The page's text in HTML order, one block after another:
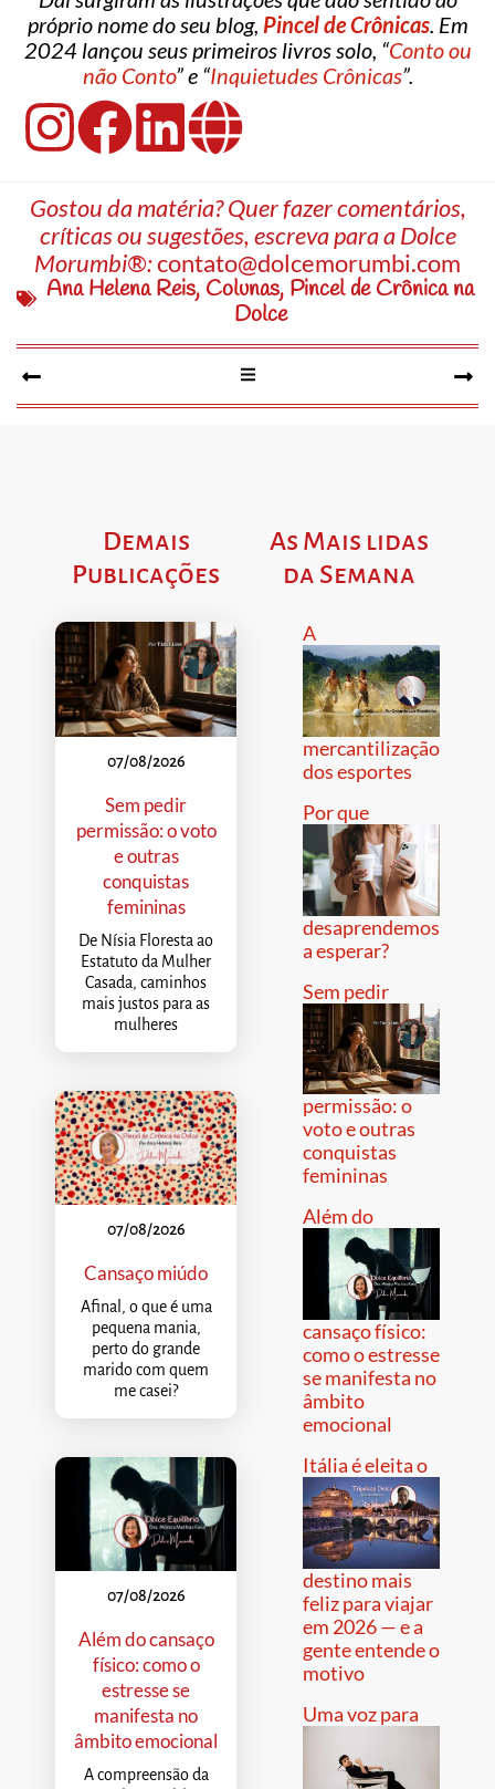
próprio nome do seu blog, Pincel de Crônicas. Em
2024 lançou seus primeiros livros solo, “Conto ou
não Conto” e “Inquietudes Crônicas”.
Gostou da matéria? Quer fazer comentários,
críticas ou sugestões, escreva para a Dolce
Morumbi®:contato@dolcemorumbi.com
Ana Helena Reis, Colunas, Pincel de Crônica na
Dolce
Demais
Publicações
07/08/2026
Sem pedir
permissão: o voto
e outras
conquistas
femininas
De Nísia Floresta ao
Estatuto da Mulher
Casada, caminhos
mais justos para as
mulheres
07/08/2026
Cansaço miúdo
Afinal, o que é uma
pequena mania,
perto do grande
marido com quem
me casei?
07/08/2026
Além do cansaço
físico: como o
estresse se
manifesta no
âmbito emocional
A compreensão da
As Mais lidas
da Semana
A
mercantilização
dos esportes
Por que
desaprendemos
a esperar?
Sem pedir
permissão: o
voto e outras
conquistas
femininas
Além do
cansaço físico:
como o estresse
se manifesta no
âmbito
emocional
Itália é eleita o
destino mais
feliz para viajar
em 2026 — e a
gente entende o
motivo
Uma voz para